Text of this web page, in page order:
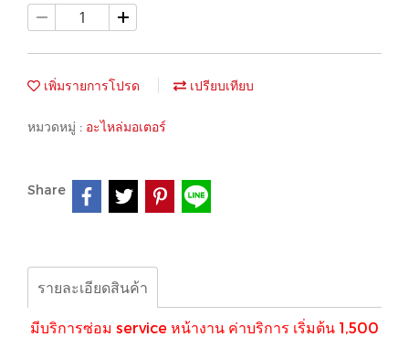
เพิ่มรายการโปรด เปรียบเทียบ
หมวดหมู่ : อะไหล่มอเตอร์
Share
รายละเอียดสินค้า
มีบริการซ่อม service หน้างาน ค่าบริการ เริ่มต้น 1,500